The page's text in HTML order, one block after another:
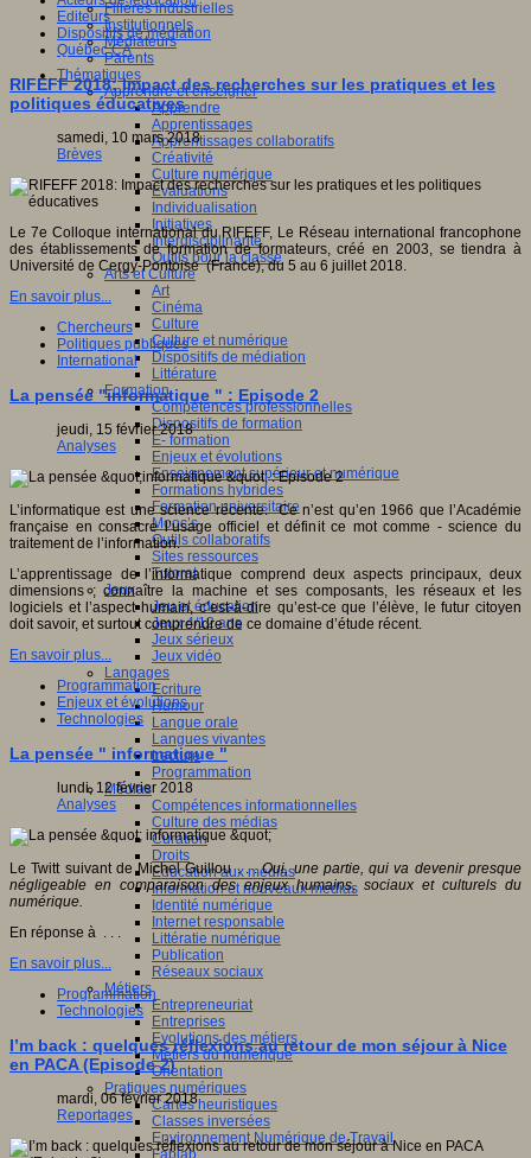
Filières industrielles
Institutionnels
Médiateurs
Parents
Thématiques
Apprendre et enseigner
Apprendre
Apprentissages
Apprentissages collaboratifs
Créativité
Culture numérique
Evaluations
Individualisation
Initiatives
Interdisciplinarité
Outils pour la classe
Arts et Culture
Art
Cinéma
Culture
Culture et numérique
Dispositifs de médiation
Littérature
Formation
Compétences professionnelles
Dispositifs de formation
E- formation
Enjeux et évolutions
Enseignement supérieur et numérique
Formations hybrides
Formation universitaire
Mooc’s
Outils collaboratifs
Sites ressources
Tutorat
Jeux
Jeu et éducation
Jeux 4/12 ans
Jeux sérieux
Jeux vidéo
Langages
Ecriture
Humour
Langue orale
Langues vivantes
Lecture
Programmation
Médias
Compétences informationnelles
Culture des médias
Curation
Droits
Education aux médias
Information et nouveaux médias
Identité numérique
Internet responsable
Littératie numérique
Publication
Réseaux sociaux
Métiers
Entrepreneuriat
Entreprises
Evolutions des métiers
Métiers du numérique
Orientation
Pratiques numériques
Cartes heuristiques
Classes inversées
Environnement Numérique de Travail
Fablab
Editeurs
Dispositifs de médiation
Québec CA
RIFEFF 2018: Impact des recherches sur les pratiques et les
politiques éducatives
samedi, 10 mars 2018
Brèves
Le 7e Colloque international du RIFEFF, Le Réseau international francophone
des établissements de formation de formateurs, créé en 2003, se tiendra à
Université de Cergy-Pontoise (France), du 5 au 6 juillet 2018.
En savoir plus...
Chercheurs
Politiques publiques
International
La pensée "informatique " : Episode 2
jeudi, 15 février 2018
Analyses
L’informatique est une science récente. Ce n’est qu’en 1966 que l’Académie
française en consacre l’usage officiel et définit ce mot comme - science du
traitement de l’information.
L’apprentissage de l’informatique comprend deux aspects principaux, deux
dimensions ; connaître la machine et ses composants, les réseaux et les
logiciels et l’aspect humain, c’est-à-dire qu’est-ce que l’élève, le futur citoyen
doit savoir, et surtout comprendre de ce domaine d’étude récent.
En savoir plus...
Programmation
Enjeux et évolutions
Technologies
La pensée " informatique "
lundi, 12 février 2018
Analyses
Le Twitt suivant de Michel Guillou . . .Oui, une partie, qui va devenir presque
négligeable en comparaison des enjeux humains, sociaux et culturels du
numérique.
En réponse à . . .
En savoir plus...
Programmation
Technologies
I’m back : quelques réflexions au retour de mon séjour à Nice
en PACA (Episode 2)
mardi, 06 février 2018
Reportages